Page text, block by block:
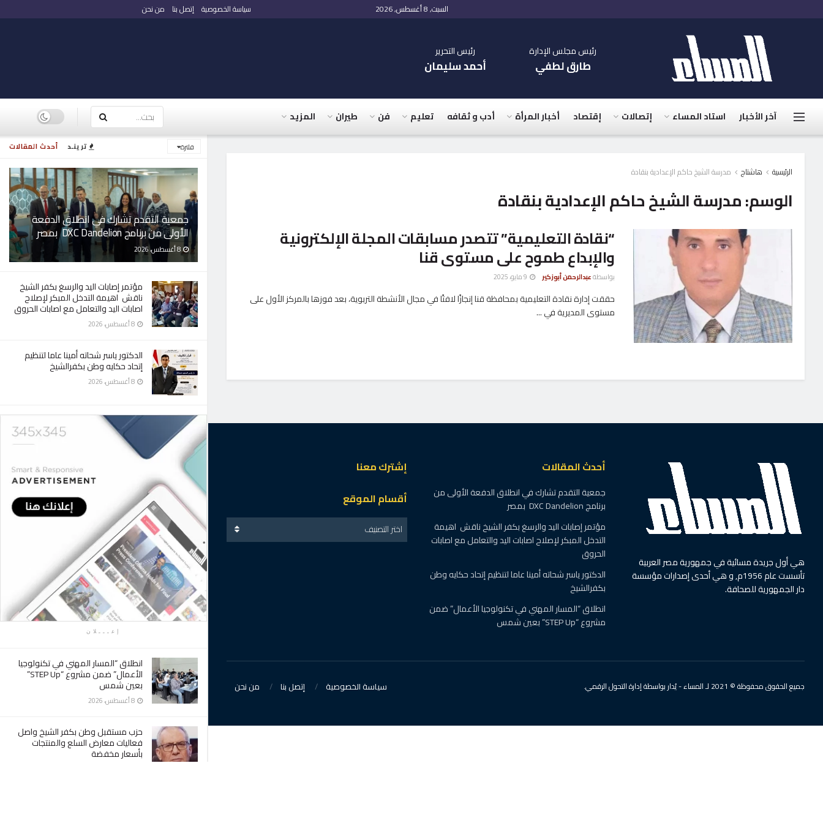
أحدث المقالات ترينـد فلترة
جمعية التقدم تشارك في انطلاق الدفعة
الأولى من برنامج DXC Dandelion بمصر
8 أغسطس، 2026
مؤتمر إصابات اليد والرسغ بكفر الشيخ
ناقش اهيمة التدخل المبكر لإصلاح
اصابات اليد والتعامل مع اصابات الحروق
الدكتور ياسر شحاته أمينا عاما لتنظيم
إتحاد حكايه وطن بكفرالشيخ
إعـــلان
انطلاق “المسار المهني في تكنولوجيا
الأعمال” ضمن مشروع “STEP Up”
بعين شمس
حزب مستقبل وطن بكفر الشيخ واصل
فعاليات معارض السلع والمنتجات
بأسعار مخفضة
السبت, 8 أغسطس, 2026 سياسة الخصوصية إتصل بنا من نحن
رئيس مجلس الإدارة
طارق لطفي
رئيس التحرير
أحمد سليمان
آخر الأخبار استاد المساء إتصالات إقتصاد أخبار المرأة أدب و ثقافه تعليم فن طيران المزيد
الرئيسية هاشتاج مدرسة الشيخ حاكم الإعدادية بنقادة
الوسم:مدرسة الشيخ حاكم الإعدادية بنقادة
“نقادة التعليمية” تتصدر مسابقات المجلة الإلكترونية
والإبداع طموح على مستوى قنا
بواسطةعبدالرحمن أبوزكير
حققت إدارة نقادة التعليمية بمحافظة قنا إنجازًا لافتًا في مجال الأنشطة التربوية، بعد فوزها بالمركز الأول على
مستوى المديرية في ...
هي أول جريدة مسائية في جمهورية مصر العربية
تأسست عام 1956م, و هي أحدى إصدارات مؤسسة
دار الجمهورية للصحافة.
أحدث المقالات
جمعية التقدم تشارك في انطلاق الدفعة الأولى من
برنامج DXC Dandelion بمصر
مؤتمر إصابات اليد والرسغ بكفر الشيخ ناقش اهيمة
التدخل المبكر لإصلاح اصابات اليد والتعامل مع اصابات
الحروق
الدكتور ياسر شحاته أمينا عاما لتنظيم إتحاد حكايه وطن
بكفرالشيخ
انطلاق “المسار المهني في تكنولوجيا الأعمال” ضمن
مشروع “STEP Up” بعين شمس
إشترك معنا
أقسام الموقع
اختر التصنيف
سياسة الخصوصية إتصل بنا من نحن جميع الحقوق محفوظة © 2021 لـ المساء - يُدار بواسطة إدارة التحول الرقمي.